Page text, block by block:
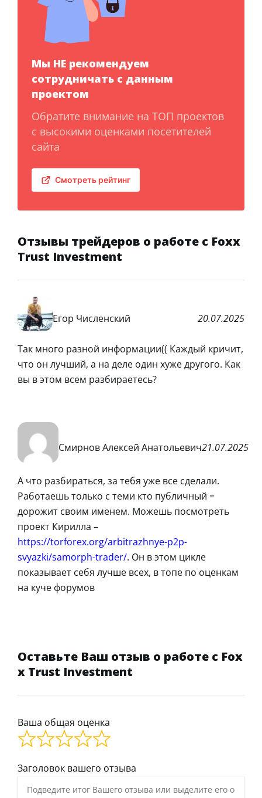
Мы НЕ рекомендуем
сотрудничать с данным
проектом
Обратите внимание на ТОП проектов
с высокими оценками посетителей
сайта
Смотреть рейтинг
Отзывы трейдеров о работе с Foxx
Trust Investment
Егор Численский 20.07.2025
Так много разной информации(( Каждый кричит,
что он лучший, а на деле один хуже другого. Как
вы в этом всем разбираетесь?
Смирнов Алексей Анатольевич21.07.2025
А что разбираться, за тебя уже все сделали.
Работаешь только с теми кто публичный =
дорожит своим именем. Можешь посмотреть
проект Кирилла –
https://torforex.org/arbitrazhnye-p2p-
svyazki/samorph-trader/. Он в этом цикле
показывает себя лучше всех, в топе по оценкам
на куче форумов
Оставьте Ваш отзыв о работе с Fox
x Trust Investment
Ваша общая оценка
Заголовок вашего отзыва